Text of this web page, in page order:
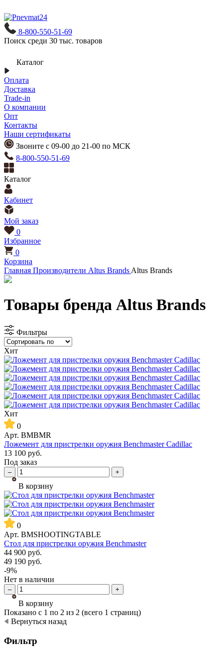
8-800-550-51-69
Поиск среди 30 тыс. товаров
Каталог
Оплата
Доставка
Trade-in
О компании
Опт
Контакты
Наши сертификаты
Звоните с 09-00 до 21-00 по МСК
8-800-550-51-69
Каталог
Кабинет
Мой заказ
0
Избранное
0
Корзина
Главная Производители Altus Brands Altus Brands
Товары бренда Altus Brands
Фильтры
Хит
Хит
0
Арт. BMBMR
Ложемент для пристрелки оружия Benchmaster Cadillac
13 100 руб.
Под заказ
– +
В корзину
0
Арт. BMSHOOTINGTABLE
Стол для пристрелки оружия Benchmaster
44 900 руб.
49 190 руб.
-9%
Нет в наличии
– +
В корзину
Показано с 1 по 2 из 2 (всего 1 страниц)
Вернуться назад
Фильтр